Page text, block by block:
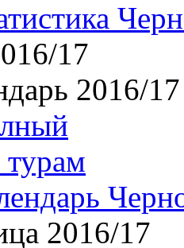
17
2016/17
2016/17